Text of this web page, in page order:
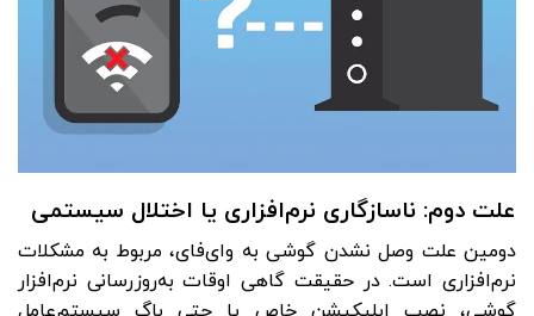
علت دوم: ناسازگاری نرم‌افزاری یا اختلال سیستمی
دومین علت وصل نشدن گوشی به وای‌فای، مربوط به مشکلات
نرم‌افزاری است. در حقیقت گاهی اوقات به‌روزرسانی نرم‌افزار